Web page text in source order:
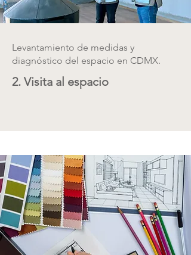
Levantamiento de medidas y
diagnóstico del espacio en CDMX.
2. Visita al espacio